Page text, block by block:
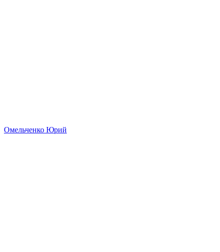
Омельченко Юрий